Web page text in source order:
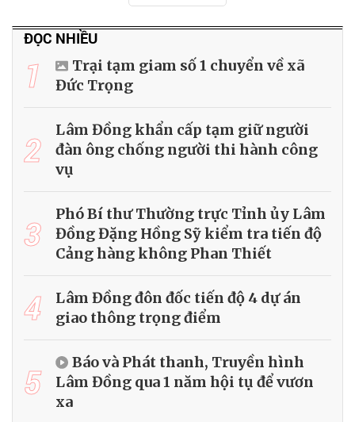
ĐỌC NHIỀU
1
Trại tạm giam số 1 chuyển về xã
Đức Trọng
2
Lâm Đồng khẩn cấp tạm giữ người
đàn ông chống người thi hành công
vụ
3
Phó Bí thư Thường trực Tỉnh ủy Lâm
Đồng Đặng Hồng Sỹ kiểm tra tiến độ
Cảng hàng không Phan Thiết
4
Lâm Đồng đôn đốc tiến độ 4 dự án
giao thông trọng điểm
5
Báo và Phát thanh, Truyền hình
Lâm Đồng qua 1 năm hội tụ để vươn
xa